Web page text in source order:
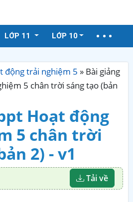
LỚP 11 LỚP 10
động trải nghiệm 5 » Bài giảng
5 chân trời sáng tạo (bản
Hoạt động
5 chân trời
2) - v1
Tải về